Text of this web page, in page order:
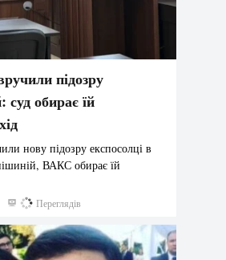
підозру
суд обирає їй
нову підозру експосолці в
ВАКС обирає їй
140 Переглядів